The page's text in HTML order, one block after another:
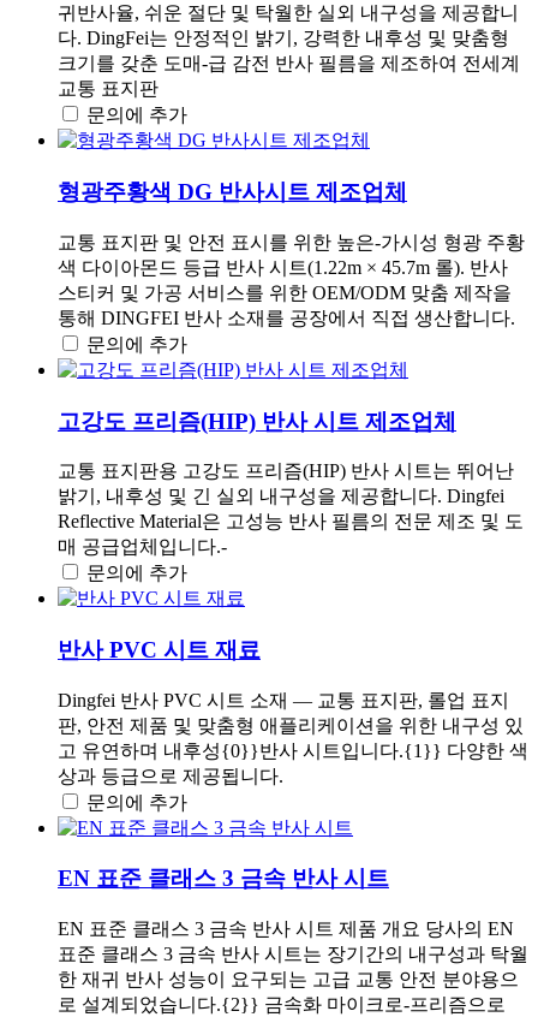
귀반사율, 쉬운 절단 및 탁월한 실외 내구성을 제공합니
다. DingFei는 안정적인 밝기, 강력한 내후성 및 맞춤형
크기를 갖춘 도매-급 감전 반사 필름을 제조하여 전세계
교통 표지판
문의에 추가
형광주황색 DG 반사시트 제조업체
교통 표지판 및 안전 표시를 위한 높은-가시성 형광 주황
색 다이아몬드 등급 반사 시트(1.22m × 45.7m 롤). 반사
스티커 및 가공 서비스를 위한 OEM/ODM 맞춤 제작을
통해 DINGFEI 반사 소재를 공장에서 직접 생산합니다.
문의에 추가
고강도 프리즘(HIP) 반사 시트 제조업체
교통 표지판용 고강도 프리즘(HIP) 반사 시트는 뛰어난
밝기, 내후성 및 긴 실외 내구성을 제공합니다. Dingfei
Reflective Material은 고성능 반사 필름의 전문 제조 및 도
매 공급업체입니다.-
문의에 추가
반사 PVC 시트 재료
Dingfei 반사 PVC 시트 소재 — 교통 표지판, 롤업 표지
판, 안전 제품 및 맞춤형 애플리케이션을 위한 내구성 있
고 유연하며 내후성{0}}반사 시트입니다.{1}} 다양한 색
상과 등급으로 제공됩니다.
문의에 추가
EN 표준 클래스 3 금속 반사 시트
EN 표준 클래스 3 금속 반사 시트 제품 개요 당사의 EN
표준 클래스 3 금속 반사 시트는 장기간의 내구성과 탁월
한 재귀 반사 성능이 요구되는 고급 교통 안전 분야용으
로 설계되었습니다.{2}} 금속화 마이크로-프리즘으로